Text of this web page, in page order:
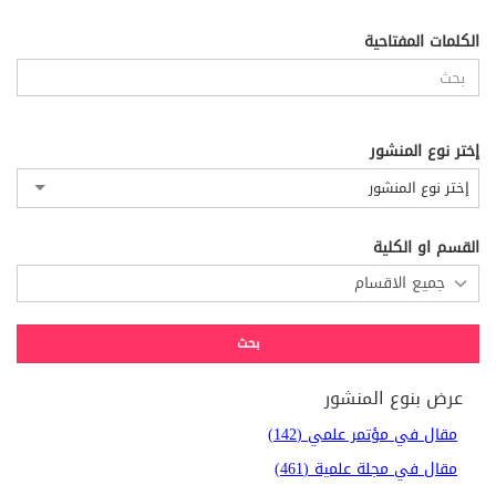
الكلمات المفتاحية
إختر نوع المنشور
إختر نوع المنشور
القسم او الكلية
عرض بنوع المنشور
مقال في مؤتمر علمي (142)
مقال في مجلة علمية (461)